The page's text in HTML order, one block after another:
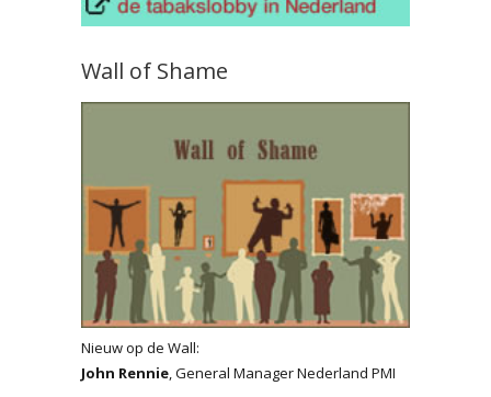
Wall of Shame
Nieuw op de Wall:
John Rennie, General Manager Nederland PMI